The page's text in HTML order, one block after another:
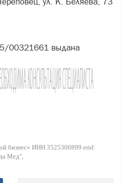
00321661 выдана
бизнес» ИНН 3525300899 erid:
Мед"